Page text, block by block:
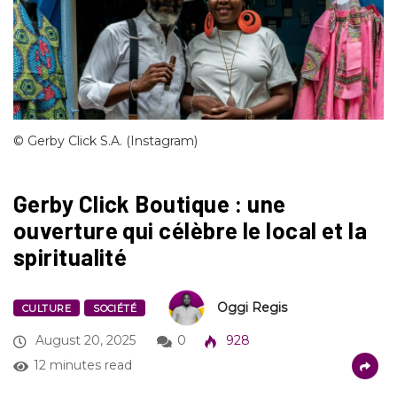
© Gerby Click S.A. (Instagram)
Gerby Click Boutique : une
ouverture qui célèbre le local et la
spiritualité
CULTURE SOCIÉTÉ Oggi Regis
August 20, 2025 0
928
12 minutes read